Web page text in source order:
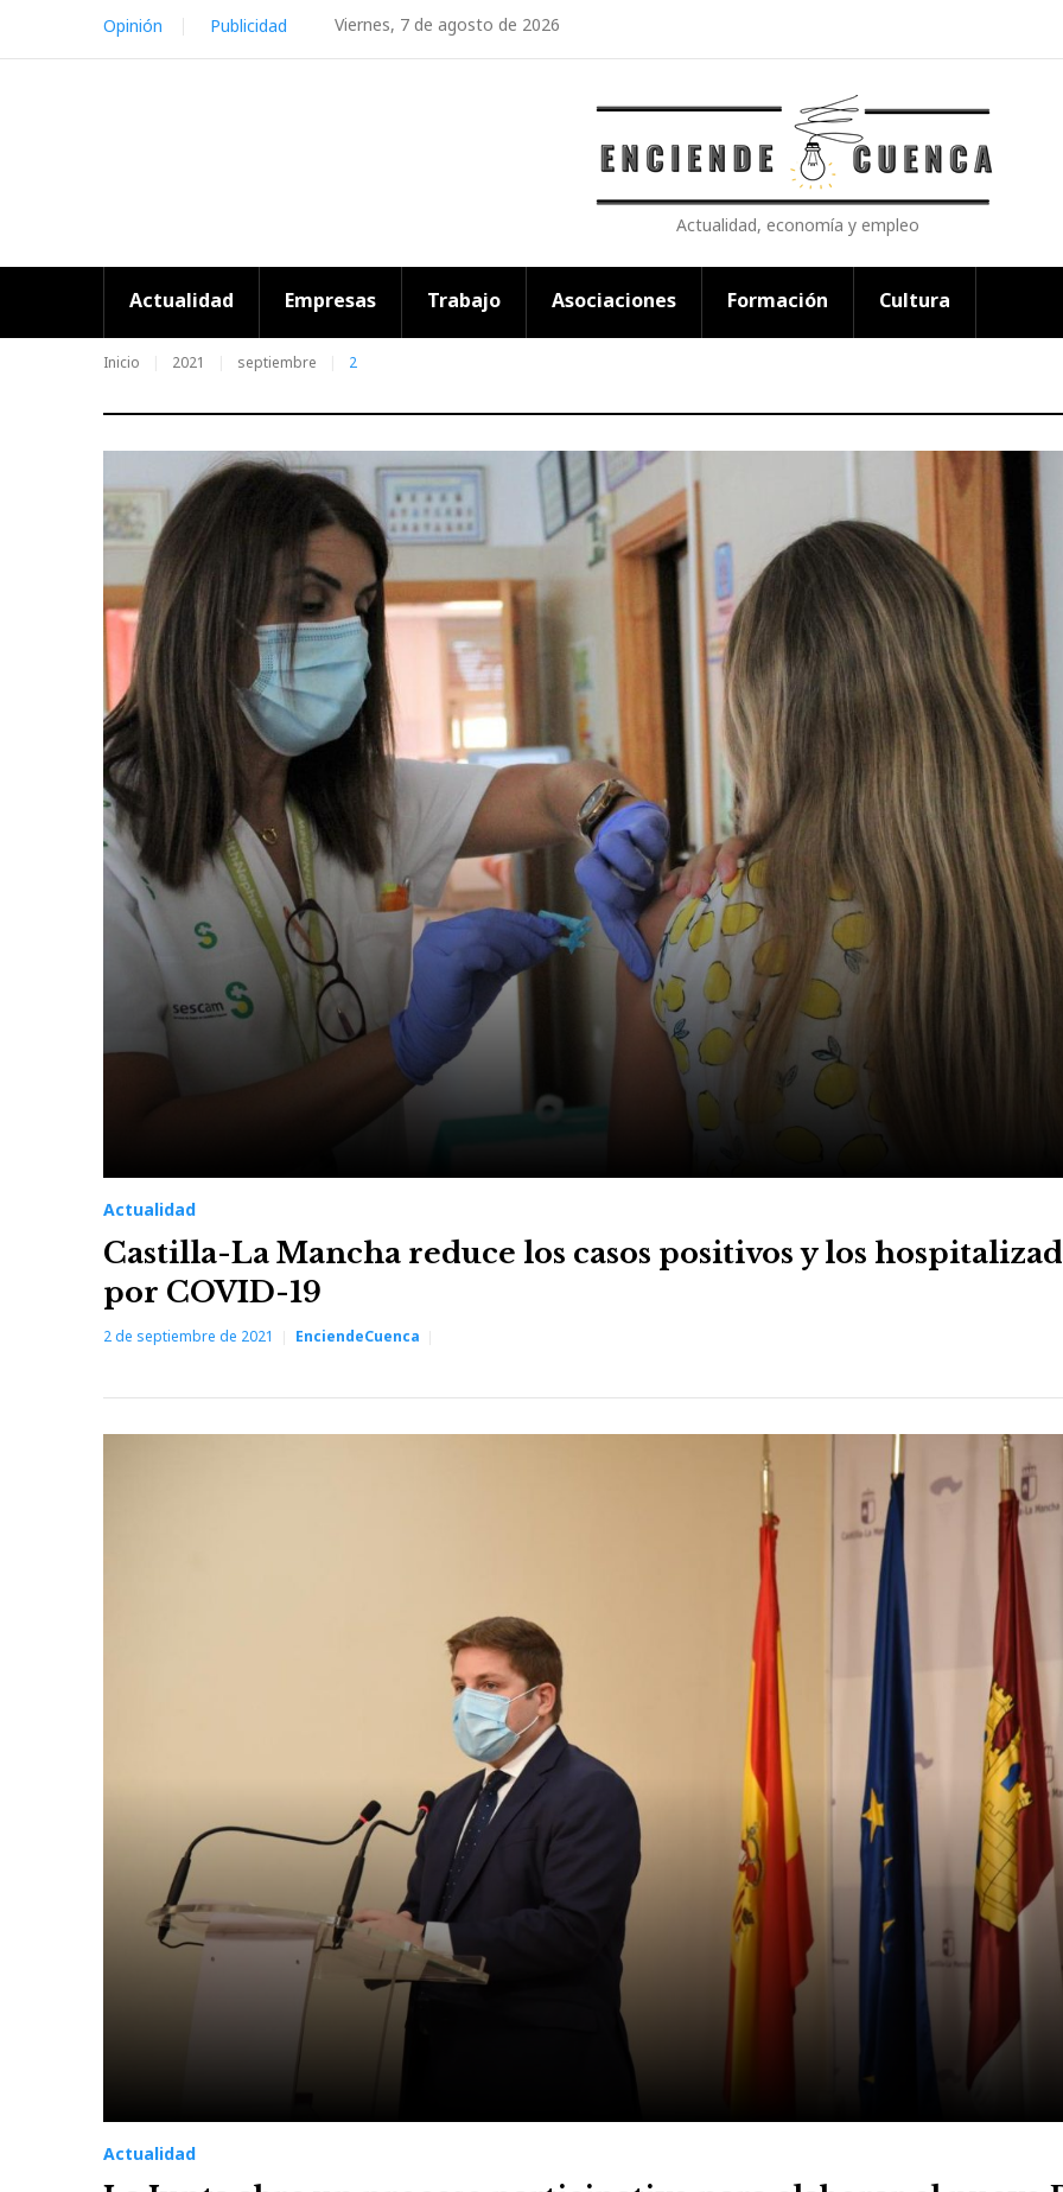
content
Viernes, 7 de agosto de 2026
Opinión Publicidad
Actualidad, economía y empleo
Actualidad Empresas Trabajo Asociaciones Formación Cultura
Inicio 2021 septiembre 2
Día:
2
de
septiembre
de
2021
Actualidad
Castilla-La Mancha reduce los casos positivos y los
por COVID-19
2 de septiembre de 2021 EnciendeCuenca
Actualidad